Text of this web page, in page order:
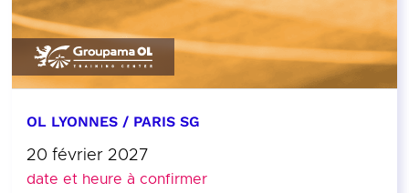
OL LYONNES / PARIS SG
20 février 2027
date et heure à confirmer